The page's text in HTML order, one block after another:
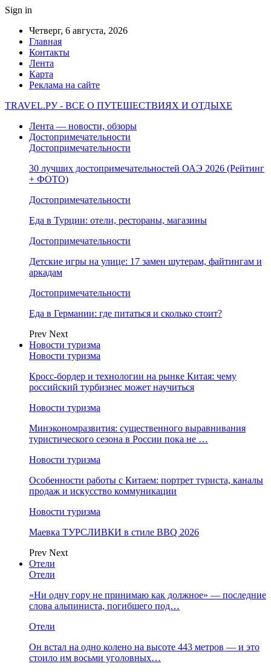
Sign in
Четверг, 6 августа, 2026
Главная
Контакты
Лента
Карта
Реклама на сайте
TRAVEL.РУ - ВСЕ О ПУТЕШЕСТВИЯХ И ОТДЫХЕ
Лента — новости, обзоры
Достопримечательности
Достопримечательности
30 лучших достопримечательностей ОАЭ 2026 (Рейтинг
+ ФОТО)
Достопримечательности
Еда в Турции: отели, рестораны, магазины
Достопримечательности
Детские игры на улице: 17 замен шутерам, файтингам и
аркадам
Достопримечательности
Еда в Германии: где питаться и сколько стоит?
Prev Next
Новости туризма
Новости туризма
Кросс-бордер и технологии на рынке Китая: чему
российский турбизнес может научиться
Новости туризма
Минэкономразвития: существенного выравнивания
туристического сезона в России пока не …
Новости туризма
Особенности работы с Китаем: портрет туриста, каналы
продаж и искусство коммуникации
Новости туризма
Маевка ТУРСЛИВКИ в стиле BBQ 2026
Prev Next
Отели
Отели
«Ни одну гору не принимаю как должное» — последние
слова альпиниста, погибшего под…
Отели
Он встал на одно колено на высоте 443 метров — и это
стоило им восьми уголовных…